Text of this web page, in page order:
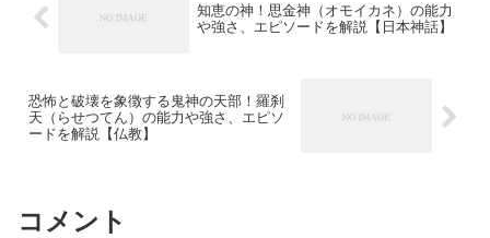
知恵の神！思金神（オモイカネ）の能力
や強さ、エピソードを解説【日本神話】
恐怖と破壊を象徴する鬼神の天部！羅刹
天（らせつてん）の能力や強さ、エピソ
ードを解説【仏教】
コメント